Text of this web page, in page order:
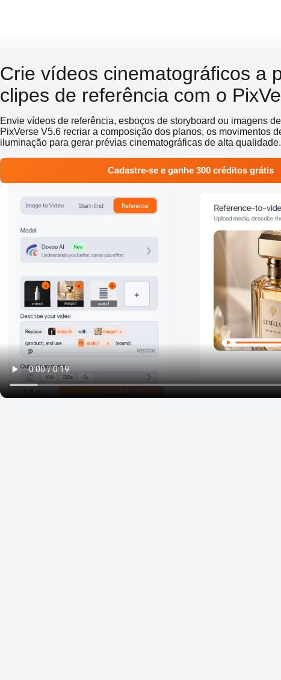
Crie vídeos cinematográficos a
clipes de referência com o
Envie vídeos de referência, esboços de storyboard ou imagens
PixVerse V5.6 recriar a composição dos planos, os movimentos
iluminação para gerar prévias cinematográficas de alta qualidade.
Cadastre-se e ganhe 300 créditos grátis